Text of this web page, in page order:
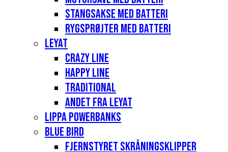
Stangsakse med batteri
Rygsprøjter med batteri
Leyat
Crazy Line
Happy Line
Traditional
Andet fra Leyat
Lippa Powerbanks
Blue Bird
Fjernstyret skråningsklipper